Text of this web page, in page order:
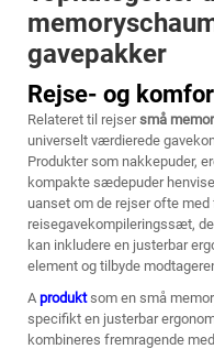
gavepakker
Rejse- og
Relateret til rejsersmå
universelt værdierede
Produkter som nakkepuder,
kompakte sædepuder
uanset om de rejser ofte
reisegavekompileringssæt,
kan inkludere en justerbar
element og tilbyde
A produktsom en små
specifikt en justerbar
kombineres fremragende